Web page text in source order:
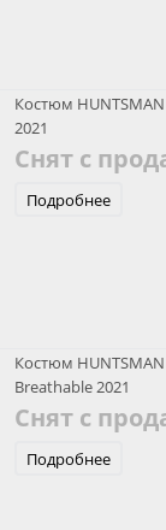
Костюм
2021
Снят с
Подробнее
Костюм
Breathable 2021
Снят с
Подробнее